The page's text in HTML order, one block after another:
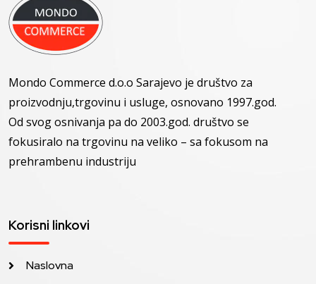
Mondo Commerce d.o.o Sarajevo je društvo za
proizvodnju,trgovinu i usluge, osnovano 1997.god.
Od svog osnivanja pa do 2003.god. društvo se
fokusiralo na trgovinu na veliko – sa fokusom na
prehrambenu industriju
Korisni linkovi
Naslovna